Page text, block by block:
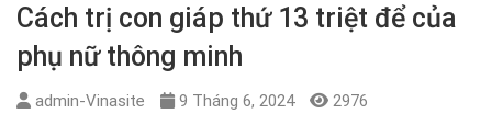
Cách trị con giáp thứ 13 triệt để của
phụ nữ thông minh
admin-Vinasite 9 Tháng 6, 2024 2976